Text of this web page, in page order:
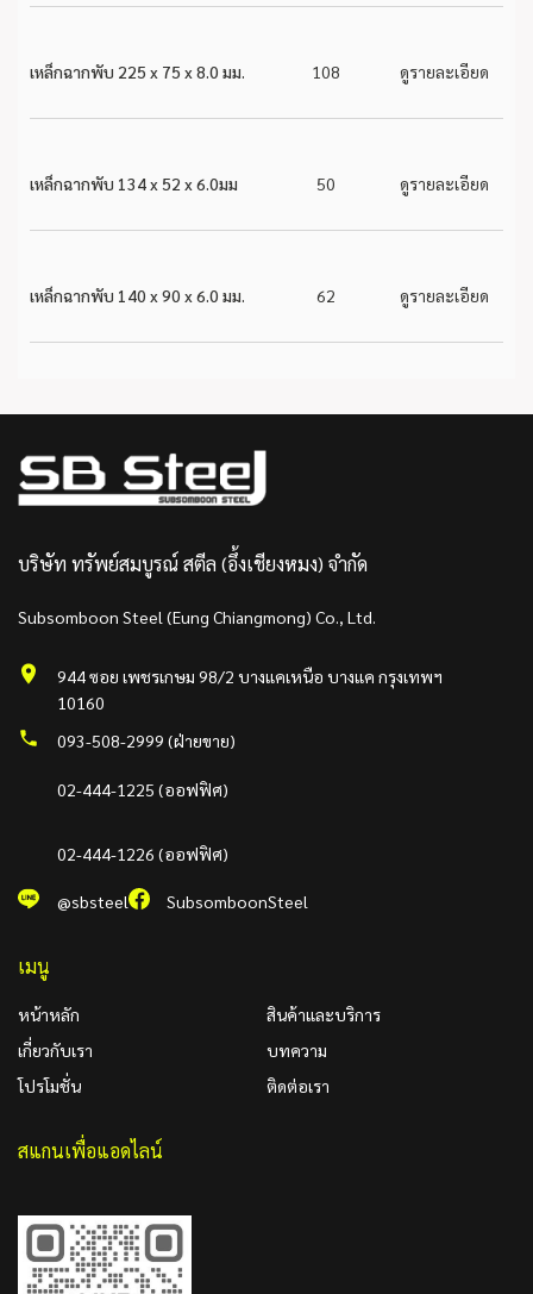
เหล็กฉากพับ 225 x 75 x 8.0 มม. 108 ดูรายละเอียด
เหล็กฉากพับ 134 x 52 x 6.0มม 50 ดูรายละเอียด
เหล็กฉากพับ 140 x 90 x 6.0 มม. 62 ดูรายละเอียด
บริษัท ทรัพย์สมบูรณ์ สตีล (อึ้งเชียงหมง) จำกัด
Subsomboon Steel (Eung Chiangmong) Co., Ltd.
944 ซอย เพชรเกษม 98/2 บางแคเหนือ บางแค กรุงเทพฯ
10160
093-508-2999 (ฝ่ายขาย)
02-444-1225 (ออฟฟิศ)
02-444-1226 (ออฟฟิศ)
@sbsteel SubsomboonSteel
เมนู
หน้าหลัก
เกี่ยวกับเรา
โปรโมชั่น
สินค้าและบริการ
บทความ
ติดต่อเรา
สแกนเพื่อแอดไลน์